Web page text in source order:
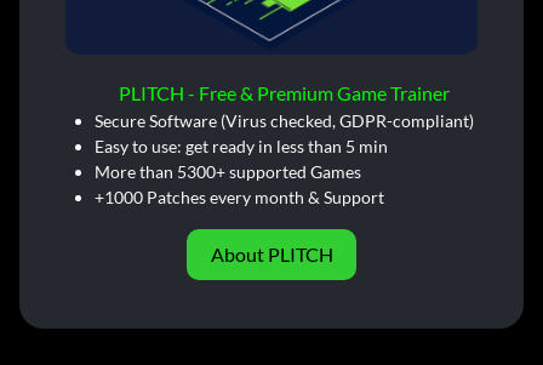
PLITCH - Free & Premium Game Trainer
Secure Software (Virus checked, GDPR-compliant)
Easy to use: get ready in less than 5 min
More than 5300+ supported Games
+1000 Patches every month & Support
About PLITCH